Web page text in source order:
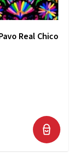
Real Chico